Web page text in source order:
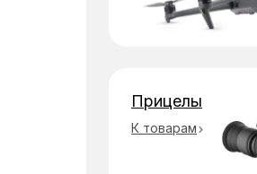
К товарам
Прицелы